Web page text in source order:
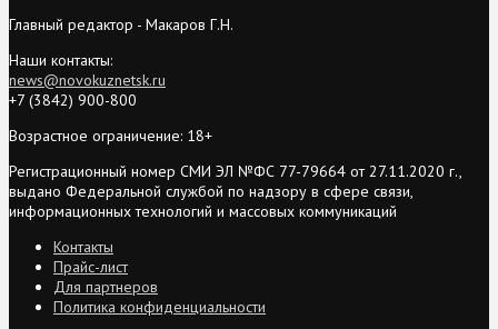
Главный редактор - Макаров Г.Н.
Наши контакты:
news@novokuznetsk.ru
+7 (3842) 900-800
Возрастное ограничение: 18+
Регистрационный номер СМИ ЭЛ №ФС 77-79664 от 27.11.2020 г.,
выдано Федеральной службой по надзору в сфере связи,
информационных технологий и массовых коммуникаций
Контакты
Прайс-лист
Для партнеров
Политика конфиденциальности